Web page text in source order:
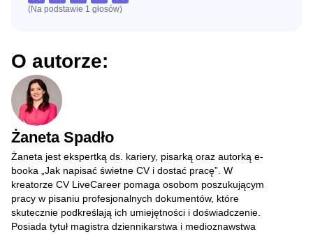
(Na podstawie 1 głosów)
O autorze:
Żaneta Spadło
Żaneta jest ekspertką ds. kariery, pisarką oraz autorką e-
booka „Jak napisać świetne CV i dostać pracę”. W
kreatorze CV LiveCareer pomaga osobom poszukującym
pracy w pisaniu profesjonalnych dokumentów, które
skutecznie podkreślają ich umiejętności i doświadczenie.
Posiada tytuł magistra dziennikarstwa i medioznawstwa